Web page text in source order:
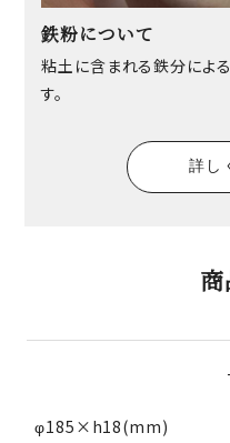
鉄粉について
粘土に含まれる鉄分によ
す。
詳し
φ185×h18(mm)